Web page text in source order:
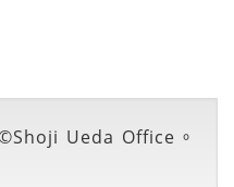
Ueda Office。